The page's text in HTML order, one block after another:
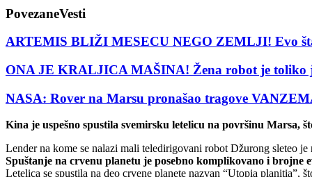
PovezaneVesti
ARTEMIS BLIŽI MESECU NEGO ZEMLJI! Evo
ONA JE KRALJICA MAŠINA! Žena robot je toliko
NASA: Rover na Marsu pronašao tragove
Kina je uspešno spustila svemirsku letelicu na površinu Marsa,
Lender na kome se nalazi mali teledirigovani robot Džurong sleteo
Spuštanje na crvenu planetu je posebno komplikovano i brojne
Letelica se spustila na deo crvene planete nazvan “Utopia planitia”,